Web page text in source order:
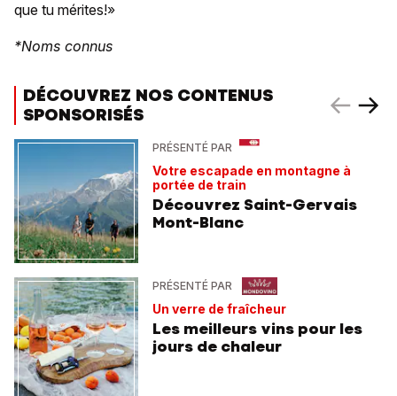
que tu mérites!»
*Noms connus
DÉCOUVREZ NOS CONTENUS
SPONSORISÉS
PRÉSENTÉ PAR
Votre escapade en montagne à
portée de train
Découvrez Saint-Gervais
Mont-Blanc
PRÉSENTÉ PAR
Un verre de fraîcheur
Les meilleurs vins pour les
jours de chaleur